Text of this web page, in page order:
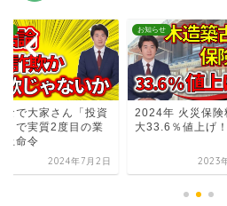
なで大家さん「投資
」で実質2度目の業
止命令
2024年7月2日
お知らせ
2024年 火災保険
大33.6％値上げ！
2023